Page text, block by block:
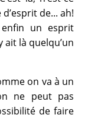
de... ah!
un esprit
ait là quelqu’un
on va à un
ne peut pas
de faire